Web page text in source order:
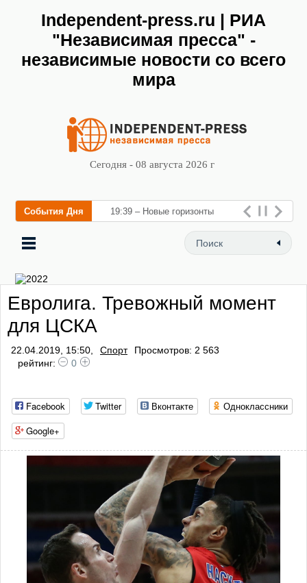
Independent-press.ru | РИА
"Независимая пресса" -
независимые новости со всего
мира
Сегодня - 08 августа 2026 г
События Дня 19:39 – Новые горизонты
флебологии: в Москве
открылся «Городской центр
Евролига. Тревожный момент
для ЦСКА
22.04.2019, 15:50, Спорт
Просмотров: 2 563
рейтинг:
0
Facebook Twitter Вконтакте
Одноклассники
Google+